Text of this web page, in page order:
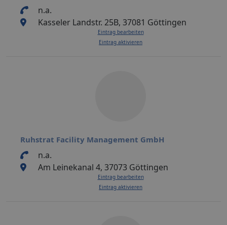
n.a.
Kasseler Landstr. 25B, 37081 Göttingen
Eintrag bearbeiten
Eintrag aktivieren
Ruhstrat Facility Management GmbH
n.a.
Am Leinekanal 4, 37073 Göttingen
Eintrag bearbeiten
Eintrag aktivieren